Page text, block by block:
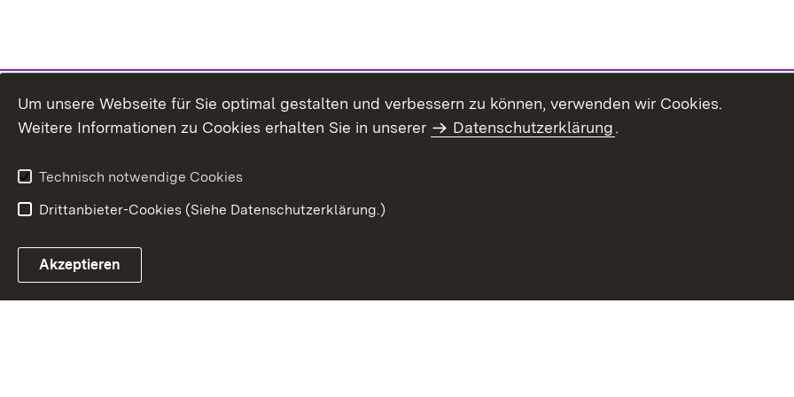
Um unsere Webseite für Sie optimal gestalten und verbessern zu können, verwenden wir Cookies.
Weitere Informationen zu Cookies erhalten Sie in unserer
Datenschutzerklärung.
Technisch notwendige Cookies
Drittanbieter-Cookies (Siehe Datenschutzerklärung.)
Akzeptieren